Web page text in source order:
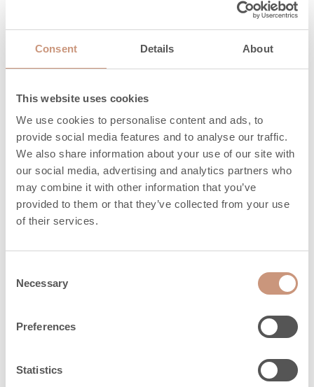
Consent Details About
This website uses cookies
We use cookies to personalise content and ads, to
provide social media features and to analyse our traffic.
We also share information about your use of our site with
our social media, advertising and analytics partners who
may combine it with other information that you’ve
provided to them or that they’ve collected from your use
of their services.
Selection
Necessary
Preferences
Statistics
Material
Bastuaggregat
ytmaterial
Gjutsten
Eldstadsram Gjutsten
Skyddsavstånd
storlek, m
Basturum maximum
Skyddsavstånd till